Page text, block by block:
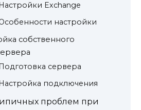
Настройки Exchange
настройки
собственного
Подготовка сервера
Настройка подключения
проблем при